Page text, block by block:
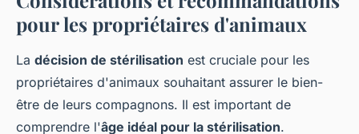
pour les propriétaires d'animaux
La décision de stérilisation est cruciale pour les
propriétaires d'animaux souhaitant assurer le bien-
être de leurs compagnons. Il est important de
comprendre l'âge idéal pour la stérilisation.